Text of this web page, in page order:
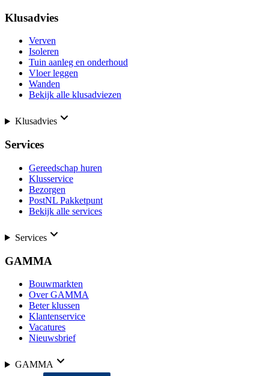
Klusadvies
Verven
Isoleren
Tuin aanleg en onderhoud
Vloer leggen
Wanden
Bekijk alle klusadviezen
Klusadvies
Services
Gereedschap huren
Klusservice
Bezorgen
PostNL Pakketpunt
Bekijk alle services
Services
GAMMA
Bouwmarkten
Over GAMMA
Beter klussen
Klantenservice
Vacatures
Nieuwsbrief
GAMMA